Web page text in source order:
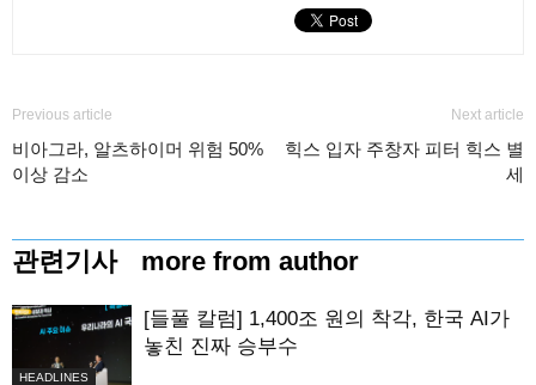
Previous article
비아그라, 알츠하이머 위험 50%
이상 감소
Next article
힉스 입자 주창자 피터 힉스 별
세
관련기사 more from author
HEADLINES
[들풀 칼럼] 1,400조 원의 착각, 한국 AI가
놓친 진짜 승부수